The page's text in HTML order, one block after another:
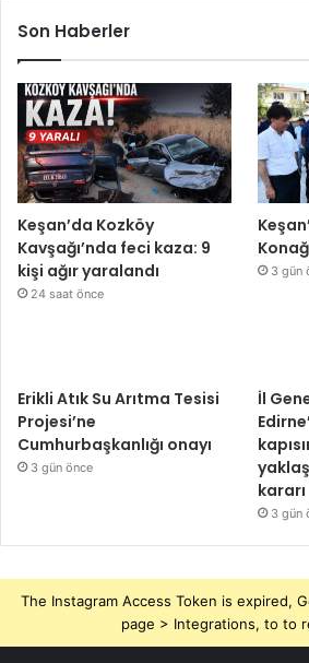
Son Haberler
Keşan’da Kozköy
Kavşağı’nda feci kaza: 9
kişi ağır yaralandı
24 saat önce
3 gün
Erikli Atık Su Arıtma Tesisi
Projesi’ne
Cumhurbaşkanlığı onayı
3 gün önce
İl
kararı
3 gün
The Instagram Access Token is expired,
page > Integrations, to to